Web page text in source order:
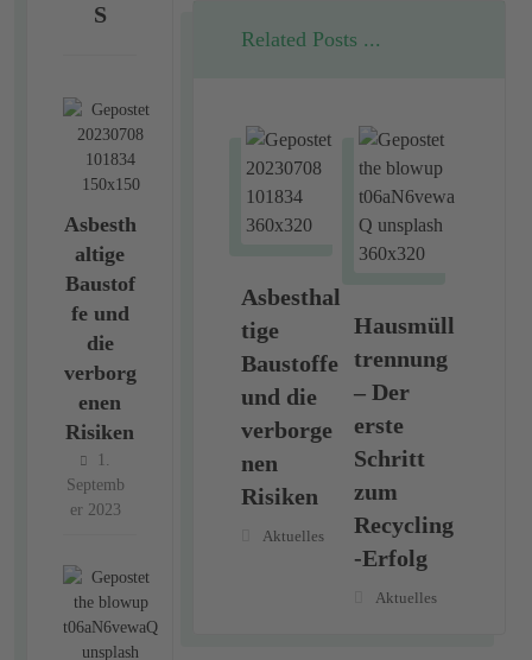
Related Posts ...
Asbesthal
tige
Baustoffe
und die
verborge
nen
Risiken
Aktuelles
Hausmüll
trennung
– Der
erste
Schritt
zum
Recycling
-Erfolg
Aktuelles
S
Asbesth
altige
Baustof
fe und
die
verborg
enen
Risiken
1.
Septemb
er 2023